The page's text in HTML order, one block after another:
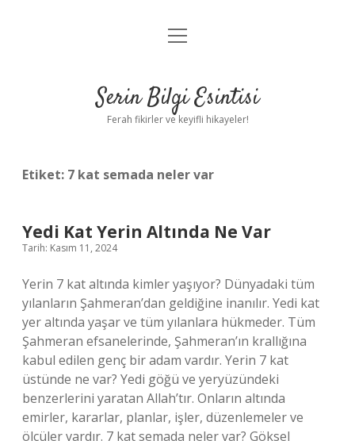
Anasayfa
Yasal Uyarı
menüyü
Serin Bilgi Esintisi
Ferah fikirler ve keyifli hikayeler!
Etiket: 7 kat semada neler var
Yedi Kat Yerin Altında Ne Var
Tarih: Kasım 11, 2024
Yerin 7 kat altında kimler yaşıyor? Dünyadaki tüm
yılanların Şahmeran’dan geldiğine inanılır. Yedi kat
yer altında yaşar ve tüm yılanlara hükmeder. Tüm
Şahmeran efsanelerinde, Şahmeran’ın krallığına
kabul edilen genç bir adam vardır. Yerin 7 kat
üstünde ne var? Yedi göğü ve yeryüzündeki
benzerlerini yaratan Allah’tır. Onların altında
emirler, kararlar, planlar, işler, düzenlemeler ve
ölçüler vardır. 7 kat semada neler var? Göksel